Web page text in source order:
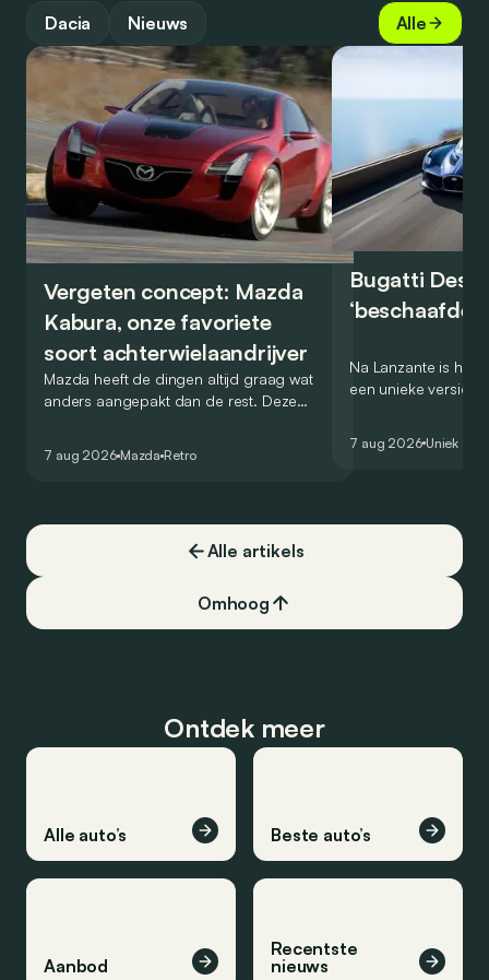
Dacia Nieuws Alle
Vergeten concept: Mazda
Kabura, onze favoriete
soort achterwielaandrijver
Mazda heeft de dingen altijd graag wat
anders aangepakt dan de rest. Deze
7 aug 2026 Mazda Retro
Bugatti
‘beschaafde’
Na Lanzante is het
een unieke versie
7 aug 2026 Uniek
Alle artikels
Omhoog
Ontdek meer
Alle auto’s Beste auto’s
Aanbod
Recentste
nieuws